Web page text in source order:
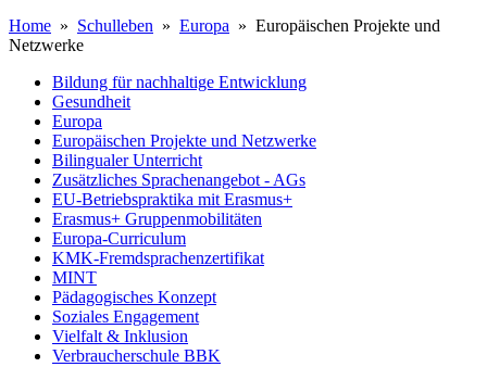
Home » Schulleben » Europa » Europäischen Projekte und
Netzwerke
Bildung für nachhaltige Entwicklung
Gesundheit
Europa
Europäischen Projekte und Netzwerke
Bilingualer Unterricht
Zusätzliches Sprachenangebot - AGs
EU-Betriebspraktika mit Erasmus+
Erasmus+ Gruppenmobilitäten
Europa-Curriculum
KMK-Fremdsprachenzertifikat
MINT
Pädagogisches Konzept
Soziales Engagement
Vielfalt & Inklusion
Verbraucherschule BBK